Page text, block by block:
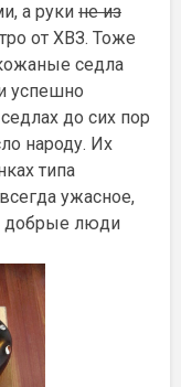
а руки не из
от ХВЗ. Тоже
седла
успешно
до сих пор
народу. Их
типа
ужасное,
добрые люди